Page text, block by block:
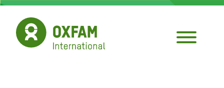
Aller
contenu
principal